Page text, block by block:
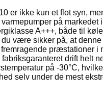
er ikke kun et flot syn,
på markedet
A+++, både til
være sikker på, at denne
præstationer i
drift helt
på -30°C,
selv under de mest